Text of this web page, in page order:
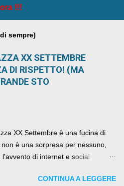
!!!
sempre)
XX SETTEMBRE
DI RISPETTO! (MA
STO
XX Settembre è una fucina di
è una sorpresa per nessuno,
l'avvento di internet e social
anche traccia scritta nel web.
CONTINUA A LEGGERE